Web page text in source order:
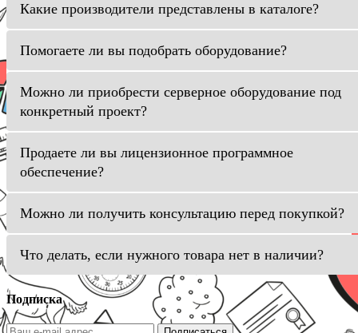
Какие производители представлены в каталоге?
Помогаете ли вы подобрать оборудование?
Можно ли приобрести серверное оборудование под
конкретный проект?
Продаете ли вы лицензионное программное
обеспечение?
Можно ли получить консультацию перед покупкой?
Что делать, если нужного товара нет в наличии?
Подписка